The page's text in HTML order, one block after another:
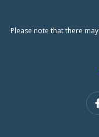
Please note that there